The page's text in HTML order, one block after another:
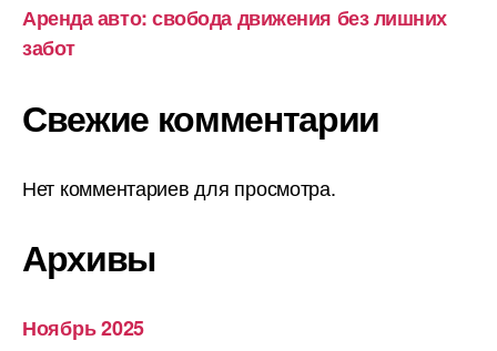
Аренда авто: свобода движения без лишних
забот
Свежие комментарии
Нет комментариев для просмотра.
Архивы
Ноябрь 2025